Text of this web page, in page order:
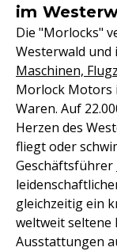
im
Die "Morlocks"
Westerwald
Maschinen,
Morlock Motors
Waren. Auf
Herzen des
fliegt oder
Geschäftsführer
gleichzeitig ein
weltweit seltene
Ausstattungen